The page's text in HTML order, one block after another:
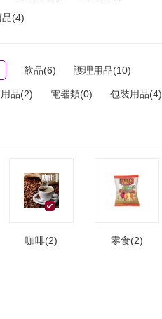
(4)
飲品(6) 護理用品(10)
品(2) 電器類(0) 包裝用品(4)
咖啡(2) 零食(2)